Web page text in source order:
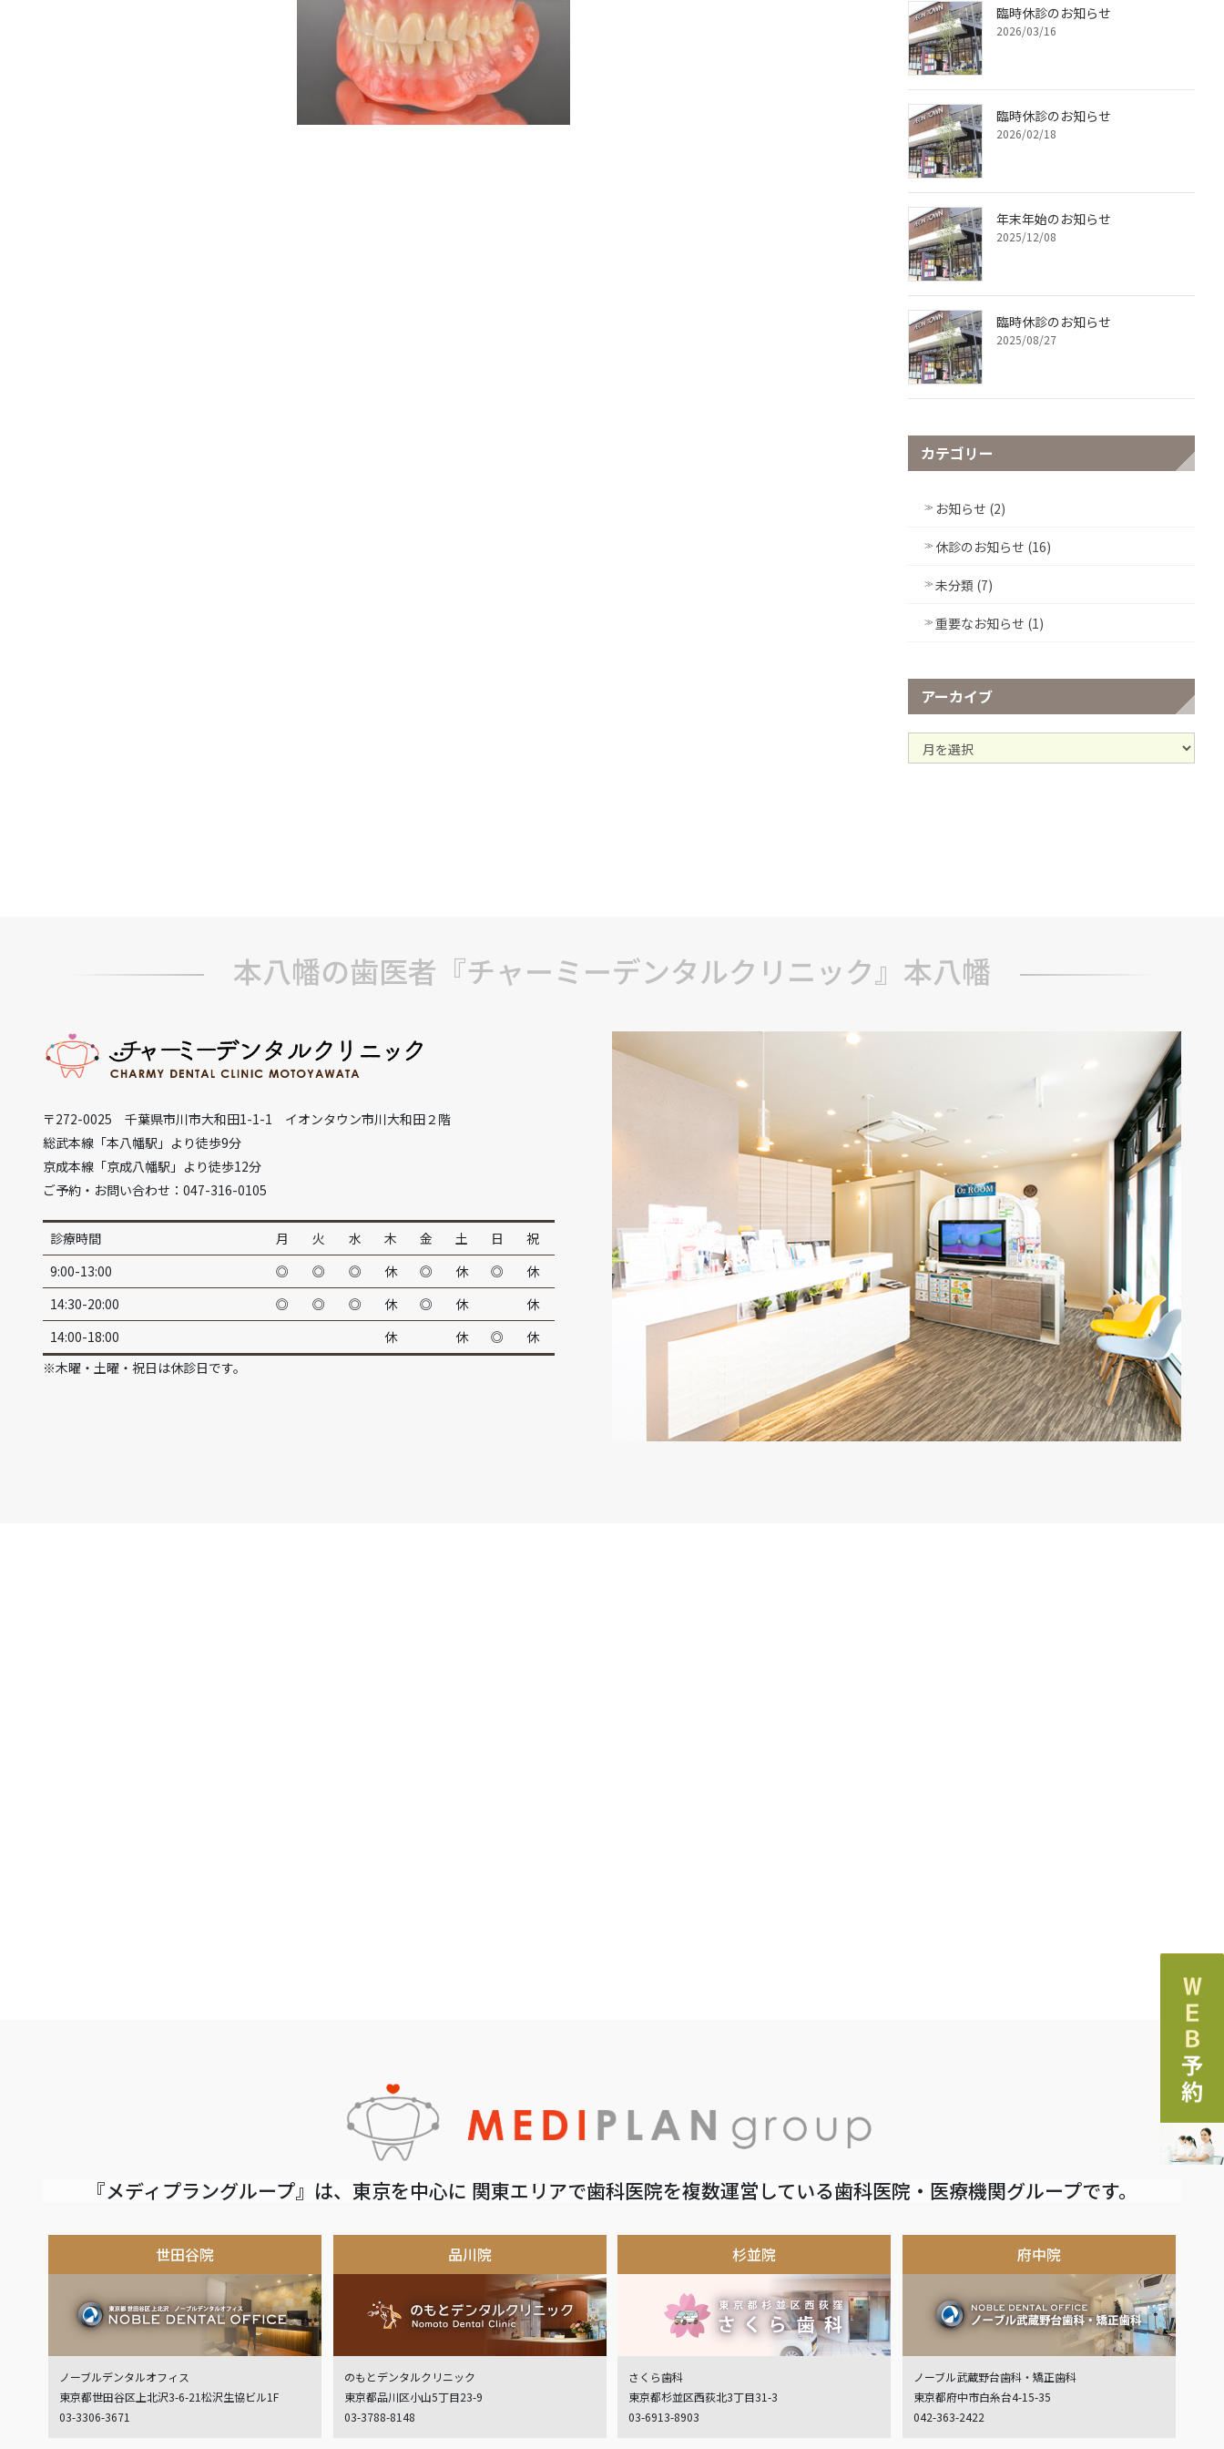
臨時休診のお知らせ
2026/03/16
臨時休診のお知らせ
2026/02/18
年末年始のお知らせ
2025/12/08
臨時休診のお知らせ
2025/08/27
カテゴリー
お知らせ (2)
休診のお知らせ (16)
未分類 (7)
重要なお知らせ (1)
アーカイブ
ー
本八幡の歯医者『チャーミーデンタルクリニック』本八幡
〒272-0025 千葉県市川市大和田1-1-1 イオンタウン市川大和田２階
総武本線「本八幡駅」より徒歩9分
京成本線「京成八幡駅」より徒歩12分
ご予約・お問い合わせ：047-316-0105
診療時間 月 火 水 木 金 土 日
祝
9:00-13:00
◎ ◎ ◎ 休 ◎ 休 ◎
休
14:30-20:00
◎ ◎ ◎ 休 ◎ 休
休
14:00-18:00
休 休 ◎
休
※木曜・土曜・祝日は休診日です。
『メディプラングループ』は、東京を中心に 関東エリアで歯科医院を複数運営している歯科医院・医療機関グループです。
世田谷院
ノーブルデンタルオフィス
東京都世田谷区上北沢3-6-21松沢生協ビル1F
03-3306-3671
品川院
のもとデンタルクリニック
東京都品川区小山5丁目23-9
03-3788-8148
杉並院
さくら歯科
東京都杉並区西荻北3丁目31-3
03-6913-8903
府中院
ノーブル武蔵野台歯科・矯正歯科
東京都府中市白糸台4-15-35
042-363-2422